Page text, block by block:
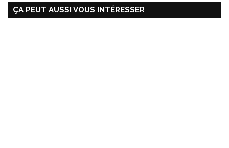
ÇA PEUT AUSSI VOUS INTÉRESSER